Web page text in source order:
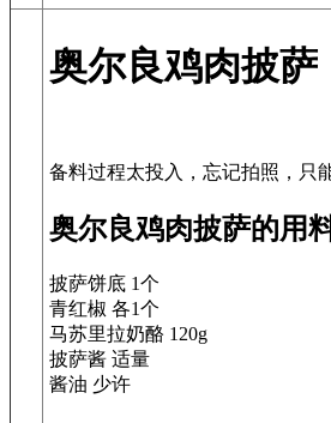
奥尔良鸡肉披萨
奥尔良鸡肉披萨的用
披萨饼底 1个
青红椒 各1个
马苏里拉奶酪 120g
披萨酱 适量
酱油 少许